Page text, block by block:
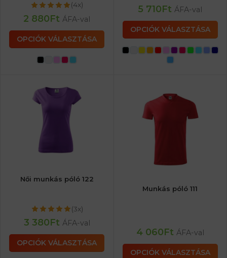
(4x)
2 880Ft ÁFA-val
OPCIÓK VÁLASZTÁSA
5 710Ft ÁFA-val
OPCIÓK VÁLASZTÁSA
Női munkás póló 122
(3x)
3 380Ft ÁFA-val
OPCIÓK VÁLASZTÁSA
Munkás póló 111
4 060Ft ÁFA-val
OPCIÓK VÁLASZTÁSA